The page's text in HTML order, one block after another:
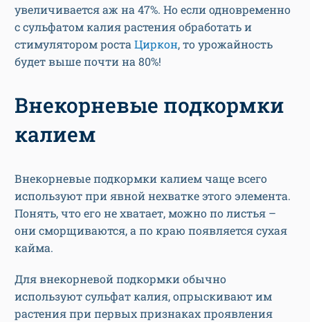
увеличивается аж на 47%. Но если одновременно
с сульфатом калия растения обработать и
стимулятором роста Циркон, то урожайность
будет выше почти на 80%!
Внекорневые подкормки
калием
Внекорневые подкормки калием чаще всего
используют при явной нехватке этого элемента.
Понять, что его не хватает, можно по листья –
они сморщиваются, а по краю появляется сухая
кайма.
Для внекорневой подкормки обычно
используют сульфат калия, опрыскивают им
растения при первых признаках проявления